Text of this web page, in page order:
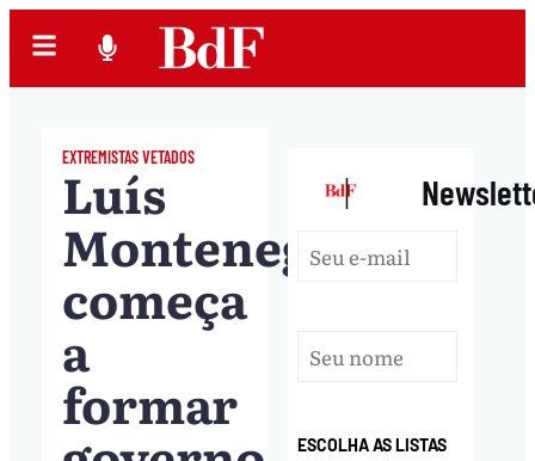
EXTREMISTAS VETADOS
Luís
Montenegro
começa
a
formar
|
ESCOLHA AS LISTAS